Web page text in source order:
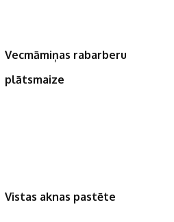
Vecmāmiņas rabarberu
plātsmaize
Vistas aknas pastēte